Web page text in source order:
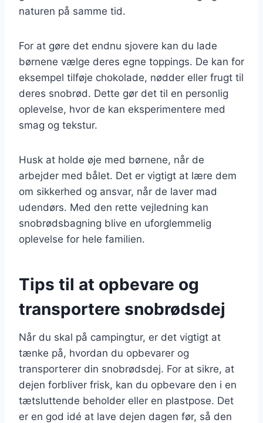
naturen på samme tid.
For at gøre det endnu sjovere kan du lade
børnene vælge deres egne toppings. De kan for
eksempel tilføje chokolade, nødder eller frugt til
deres snobrød. Dette gør det til en personlig
oplevelse, hvor de kan eksperimentere med
smag og tekstur.
Husk at holde øje med børnene, når de
arbejder med bålet. Det er vigtigt at lære dem
om sikkerhed og ansvar, når de laver mad
udendørs. Med den rette vejledning kan
snobrødsbagning blive en uforglemmelig
oplevelse for hele familien.
Tips til at opbevare og
transportere snobrødsdej
Når du skal på campingtur, er det vigtigt at
tænke på, hvordan du opbevarer og
transporterer din snobrødsdej. For at sikre, at
dejen forbliver frisk, kan du opbevare den i en
tætsluttende beholder eller en plastpose. Det
er en god idé at lave dejen dagen før, så den